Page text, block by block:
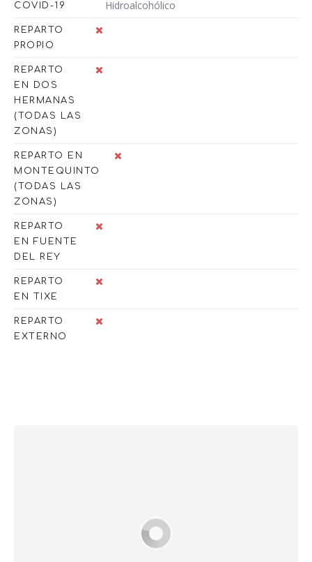
COVID-19 Hidroalcohólico
REPARTO
PROPIO
REPARTO
EN DOS
HERMANAS
(TODAS LAS
ZONAS)
REPARTO EN
MONTEQUINTO
(TODAS LAS
ZONAS)
REPARTO
EN FUENTE
DEL REY
REPARTO
EN TIXE
REPARTO
EXTERNO